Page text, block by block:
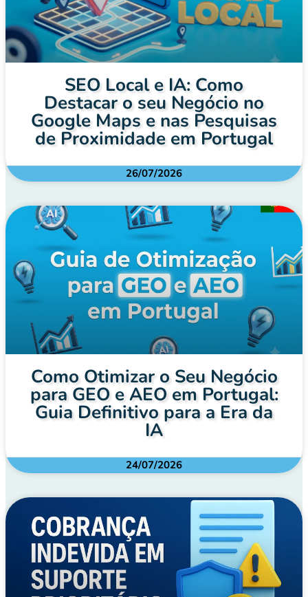
SEO Local e IA: Como
Destacar o seu Negócio no
Google Maps e nas Pesquisas
de Proximidade em Portugal
26/07/2026
Como Otimizar o Seu Negócio
para GEO e AEO em Portugal:
Guia Definitivo para a Era da
IA
24/07/2026